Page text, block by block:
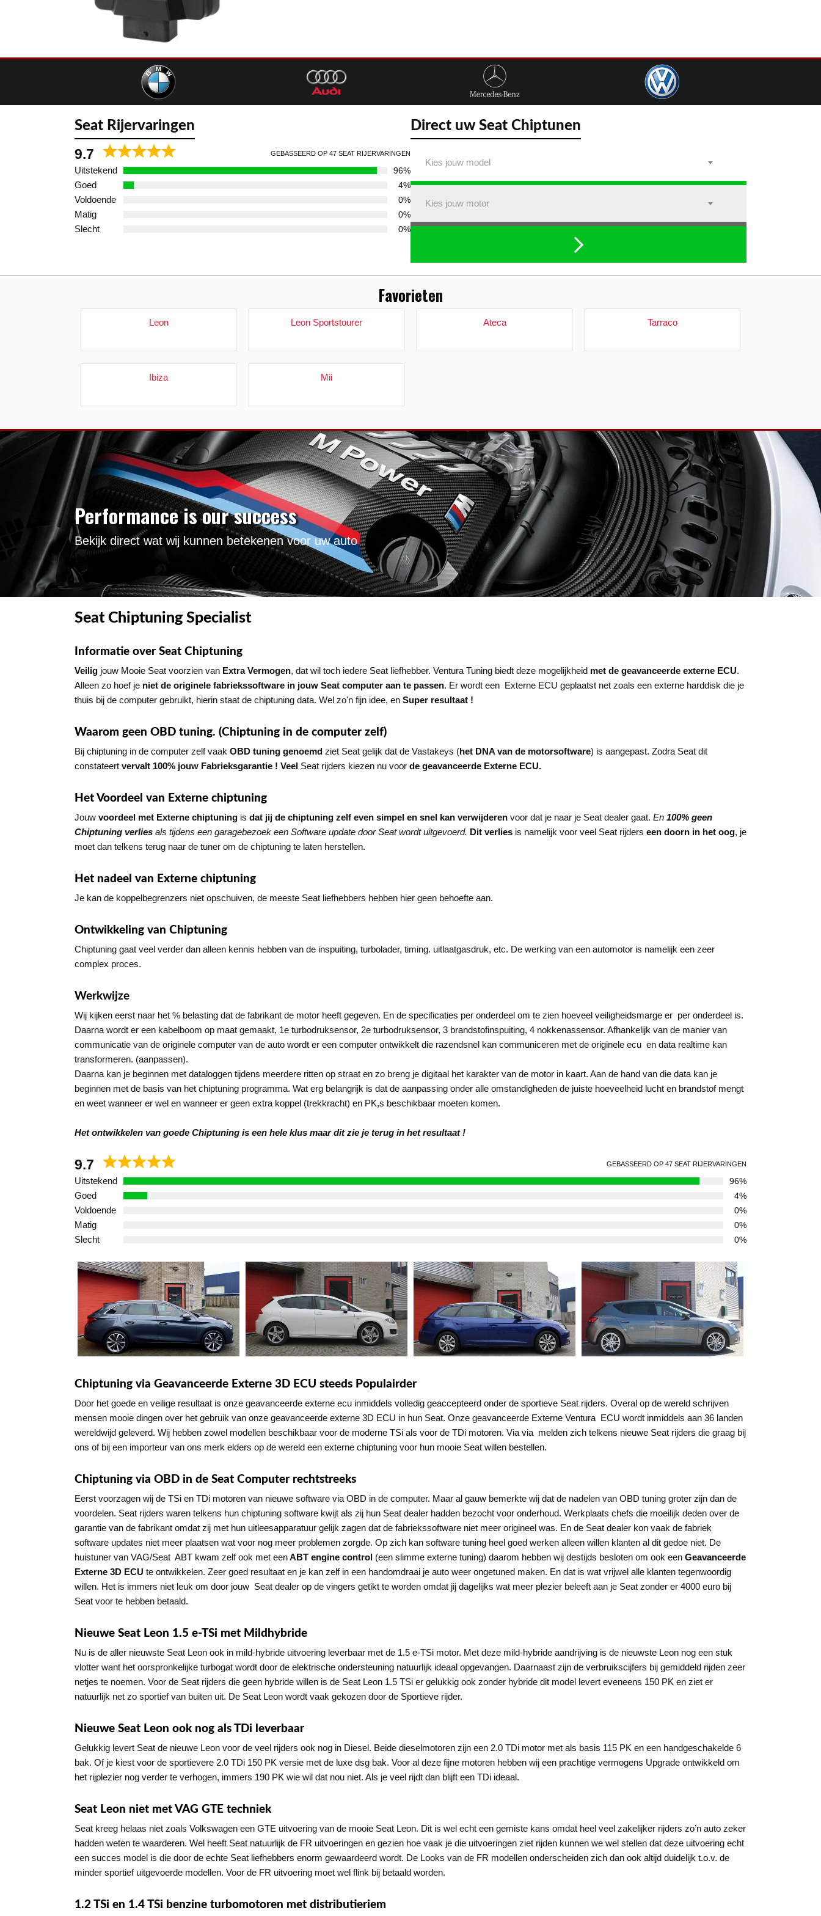
Seat Rijervaringen
9.7 GEBASSEERD OP 47 SEAT RIJERVARINGEN
Uitstekend 96%
Goed 4%
Voldoende 0%
Matig 0%
Slecht 0%
Direct uw Seat Chiptunen
Kies jouw model
Kies jouw motor
Favorieten
Leon Leon Sportstourer Ateca Tarraco
Ibiza Mii
Performance is our success
Bekijk direct wat wij kunnen betekenen voor uw auto
Seat Chiptuning Specialist
Informatie over Seat Chiptuning
Veilig jouw Mooie Seat voorzien van Extra Vermogen, dat wil toch iedere Seat liefhebber. Ventura Tuning biedt deze mogelijkheid met de geavanceerde externe ECU.
Alleen zo hoef je niet de originele fabriekssoftware in jouw Seat computer aan te passen. Er wordt een Externe ECU geplaatst net zoals een externe harddisk die je
thuis bij de computer gebruikt, hierin staat de chiptuning data. Wel zo'n fijn idee, en Super resultaat !
Waarom geen OBD tuning. (Chiptuning in de computer zelf)
Bij chiptuning in de computer zelf vaak OBD tuning genoemd ziet Seat gelijk dat de Vastakeys (het DNA van de motorsoftware) is aangepast. Zodra Seat dit
constateert vervalt 100% jouw Fabrieksgarantie ! Veel Seat rijders kiezen nu voor de geavanceerde Externe ECU.
Het Voordeel van Externe chiptuning
Jouw voordeel met Externe chiptuning is dat jij de chiptuning zelf even simpel en snel kan verwijderen voor dat je naar je Seat dealer gaat. En 100% geen
Chiptuning verlies als tijdens een garagebezoek een Software update door Seat wordt uitgevoerd. Dit verlies is namelijk voor veel Seat rijders een doorn in het oog, je
moet dan telkens terug naar de tuner om de chiptuning te laten herstellen.
Het nadeel van Externe chiptuning
Je kan de koppelbegrenzers niet opschuiven, de meeste Seat liefhebbers hebben hier geen behoefte aan.
Ontwikkeling van Chiptuning
Chiptuning gaat veel verder dan alleen kennis hebben van de inspuiting, turbolader, timing. uitlaatgasdruk, etc. De werking van een automotor is namelijk een zeer
complex proces.
Werkwijze
Wij kijken eerst naar het % belasting dat de fabrikant de motor heeft gegeven. En de specificaties per onderdeel om te zien hoeveel veiligheidsmarge er per onderdeel is.
Daarna wordt er een kabelboom op maat gemaakt, 1e turbodruksensor, 2e turbodruksensor, 3 brandstofinspuiting, 4 nokkenassensor. Afhankelijk van de manier van
communicatie van de originele computer van de auto wordt er een computer ontwikkelt die razendsnel kan communiceren met de originele ecu en data realtime kan
transformeren. (aanpassen).
Daarna kan je beginnen met dataloggen tijdens meerdere ritten op straat en zo breng je digitaal het karakter van de motor in kaart. Aan de hand van die data kan je
beginnen met de basis van het chiptuning programma. Wat erg belangrijk is dat de aanpassing onder alle omstandigheden de juiste hoeveelheid lucht en brandstof mengt
en weet wanneer er wel en wanneer er geen extra koppel (trekkracht) en PK,s beschikbaar moeten komen.
Het ontwikkelen van goede Chiptuning is een hele klus maar dit zie je terug in het resultaat !
9.7 GEBASSEERD OP 47 SEAT RIJERVARINGEN
Uitstekend 96%
Goed 4%
Voldoende 0%
Matig 0%
Slecht 0%
Chiptuning via Geavanceerde Externe 3D ECU steeds Populairder
Door het goede en veilige resultaat is onze geavanceerde externe ecu inmiddels volledig geaccepteerd onder de sportieve Seat rijders. Overal op de wereld schrijven
mensen mooie dingen over het gebruik van onze geavanceerde externe 3D ECU in hun Seat. Onze geavanceerde Externe Ventura ECU wordt inmiddels aan 36 landen
wereldwijd geleverd. Wij hebben zowel modellen beschikbaar voor de moderne TSi als voor de TDi motoren. Via via melden zich telkens nieuwe Seat rijders die graag bij
ons of bij een importeur van ons merk elders op de wereld een externe chiptuning voor hun mooie Seat willen bestellen.
Chiptuning via OBD in de Seat Computer rechtstreeks
Eerst voorzagen wij de TSi en TDi motoren van nieuwe software via OBD in de computer. Maar al gauw bemerkte wij dat de nadelen van OBD tuning groter zijn dan de
voordelen. Seat rijders waren telkens hun chiptuning software kwijt als zij hun Seat dealer hadden bezocht voor onderhoud. Werkplaats chefs die moeilijk deden over de
garantie van de fabrikant omdat zij met hun uitleesapparatuur gelijk zagen dat de fabriekssoftware niet meer origineel was. En de Seat dealer kon vaak de fabriek
software updates niet meer plaatsen wat voor nog meer problemen zorgde. Op zich kan software tuning heel goed werken alleen willen klanten al dit gedoe niet. De
huistuner van VAG/Seat ABT kwam zelf ook met eenABT engine control (een slimme externe tuning) daarom hebben wij destijds besloten om ook een Geavanceerde
Externe 3D ECU te ontwikkelen. Zeer goed resultaat en je kan zelf in een handomdraai je auto weer ongetuned maken. En dat is wat vrijwel alle klanten tegenwoordig
willen. Het is immers niet leuk om door jouw Seat dealer op de vingers getikt te worden omdat jij dagelijks wat meer plezier beleeft aan je Seat zonder er 4000 euro bij
Seat voor te hebben betaald.
Nieuwe Seat Leon 1.5 e-TSi met Mildhybride
Nu is de aller nieuwste Seat Leon ook in mild-hybride uitvoering leverbaar met de 1.5 e-TSi motor. Met deze mild-hybride aandrijving is de nieuwste Leon nog een stuk
vlotter want het oorspronkelijke turbogat wordt door de elektrische ondersteuning natuurlijk ideaal opgevangen. Daarnaast zijn de verbruikscijfers bij gemiddeld rijden zeer
netjes te noemen. Voor de Seat rijders die geen hybride willen is de Seat Leon 1.5 TSi er gelukkig ook zonder hybride dit model levert eveneens 150 PK en ziet er
natuurlijk net zo sportief van buiten uit. De Seat Leon wordt vaak gekozen door de Sportieve rijder.
Nieuwe Seat Leon ook nog als TDi leverbaar
Gelukkig levert Seat de nieuwe Leon voor de veel rijders ook nog in Diesel. Beide dieselmotoren zijn een 2.0 TDi motor met als basis 115 PK en een handgeschakelde 6
bak. Of je kiest voor de sportievere 2.0 TDi 150 PK versie met de luxe dsg bak. Voor al deze fijne motoren hebben wij een prachtige vermogens Upgrade ontwikkeld om
het rijplezier nog verder te verhogen, immers 190 PK wie wil dat nou niet. Als je veel rijdt dan blijft een TDi ideaal.
Seat Leon niet met VAG GTE techniek
Seat kreeg helaas niet zoals Volkswagen een GTE uitvoering van de mooie Seat Leon. Dit is wel echt een gemiste kans omdat heel veel zakelijker rijders zo’n auto zeker
hadden weten te waarderen. Wel heeft Seat natuurlijk de FR uitvoeringen en gezien hoe vaak je die uitvoeringen ziet rijden kunnen we wel stellen dat deze uitvoering echt
een succes model is die door de echte Seat liefhebbers enorm gewaardeerd wordt. De Looks van de FR modellen onderscheiden zich dan ook altijd duidelijk t.o.v. de
minder sportief uitgevoerde modellen. Voor de FR uitvoering moet wel flink bij betaald worden.
1.2 TSi en 1.4 TSi benzine turbomotoren met distributieriem